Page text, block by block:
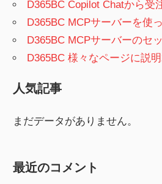
り
D365BC Copilot Chatから受
D365BC MCPサーバーを使
D365BC MCPサーバーのセ
D365BC 様々なページに説
人気記事
まだデータがありません。
最近のコメント